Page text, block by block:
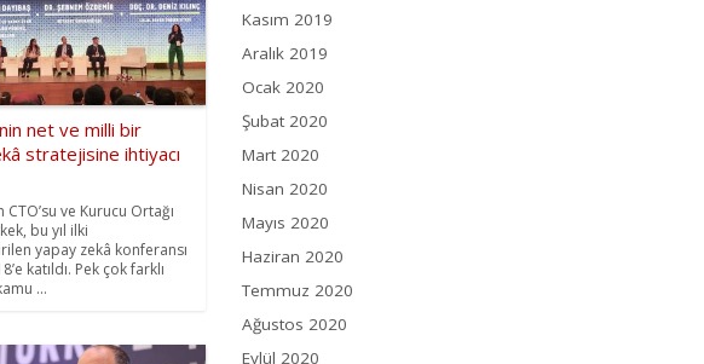
net ve milli bir
stratejisine ihtiyacı
ve Kurucu Ortağı
bu yıl ilki
yapay zekâ konferansı
katıldı. Pek çok farklı
...
Kasım 2019
Aralık 2019
Ocak 2020
Şubat 2020
Mart 2020
Nisan 2020
Mayıs 2020
Haziran 2020
Temmuz 2020
Ağustos 2020
Eylül 2020